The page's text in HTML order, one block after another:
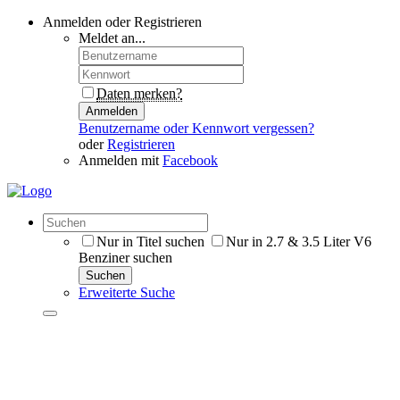
Anmelden oder Registrieren
Meldet an...
Daten merken?
Anmelden
Benutzername oder Kennwort vergessen?
oderRegistrieren
Anmelden mit Facebook
Nur in Titel suchen
Nur in 2.7 & 3.5 Liter V6
Benziner suchen
Suchen
Erweiterte Suche